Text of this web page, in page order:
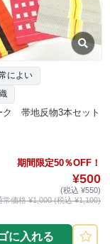
によい
ク 帯地反物3本セット
期間限定50％OFF！
¥500
(税込 ¥550)
常価格 ¥1,000 (税込 ¥1,100)
に入れる